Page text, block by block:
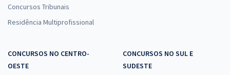
Concursos Tribunais
Residência Multiprofissional
CONCURSOS NO CENTRO-
OESTE
CONCURSOS NO SUL E
SUDESTE